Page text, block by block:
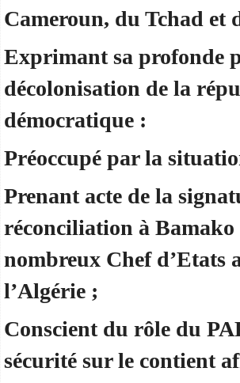
Cameroun, du Tchad et
Exprimant sa profonde
décolonisation de la
démocratique :
Préoccupé par la
Prenant acte de la
réconciliation à Bamako
nombreux Chef d’Etats
l’Algérie ;
Conscient du rôle du
sécurité sur le contient